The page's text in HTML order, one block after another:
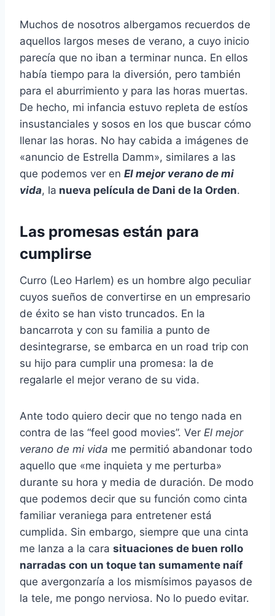
Muchos de nosotros albergamos recuerdos de
aquellos largos meses de verano, a cuyo inicio
parecía que no iban a terminar nunca. En ellos
había tiempo para la diversión, pero también
para el aburrimiento y para las horas muertas.
De hecho, mi infancia estuvo repleta de estíos
insustanciales y sosos en los que buscar cómo
llenar las horas. No hay cabida a imágenes de
«anuncio de Estrella Damm», similares a las
que podemos ver en El mejor verano de mi
vida, la nueva película de Dani de la Orden.
Las promesas están para
cumplirse
Curro (Leo Harlem) es un hombre algo peculiar
cuyos sueños de convertirse en un empresario
de éxito se han visto truncados. En la
bancarrota y con su familia a punto de
desintegrarse, se embarca en un road trip con
su hijo para cumplir una promesa: la de
regalarle el mejor verano de su vida.
Ante todo quiero decir que no tengo nada en
contra de las “feel good movies”. Ver El mejor
verano de mi vida me permitió abandonar todo
aquello que «me inquieta y me perturba»
durante su hora y media de duración. De modo
que podemos decir que su función como cinta
familiar veraniega para entretener está
cumplida. Sin embargo, siempre que una cinta
me lanza a la cara situaciones de buen rollo
narradas con un toque tan sumamente naíf
que avergonzaría a los mismísimos payasos de
la tele, me pongo nerviosa. No lo puedo evitar.